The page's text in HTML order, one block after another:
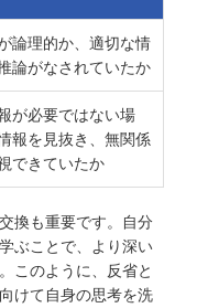
論理的か、適切な情
論がなされていたか
が必要ではない場
報を見抜き、無関係
できていたか
換も重要です。自分
ぶことで、より深い
このように、反省と
けて自身の思考を洗